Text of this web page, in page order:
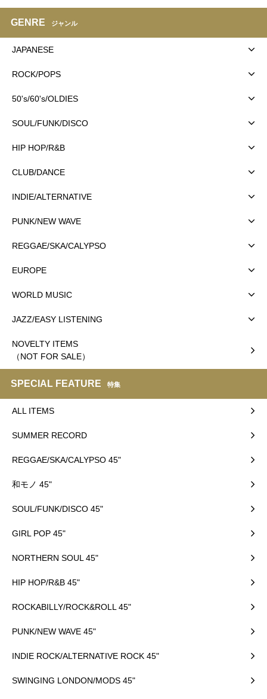
GENRE ジャンル
JAPANESE
ROCK/POPS
50's/60's/OLDIES
SOUL/FUNK/DISCO
HIP HOP/R&B
CLUB/DANCE
INDIE/ALTERNATIVE
PUNK/NEW WAVE
REGGAE/SKA/CALYPSO
EUROPE
WORLD MUSIC
JAZZ/EASY LISTENING
NOVELTY ITEMS
（NOT FOR SALE）
SPECIAL FEATURE 特集
ALL ITEMS
SUMMER RECORD
REGGAE/SKA/CALYPSO 45"
和モノ 45"
SOUL/FUNK/DISCO 45"
GIRL POP 45"
NORTHERN SOUL 45"
HIP HOP/R&B 45"
ROCKABILLY/ROCK&ROLL 45"
PUNK/NEW WAVE 45"
INDIE ROCK/ALTERNATIVE ROCK 45"
SWINGING LONDON/MODS 45"